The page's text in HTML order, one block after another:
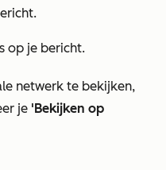
op je bericht.
netwerk te bekijken,
je 'Bekijken op